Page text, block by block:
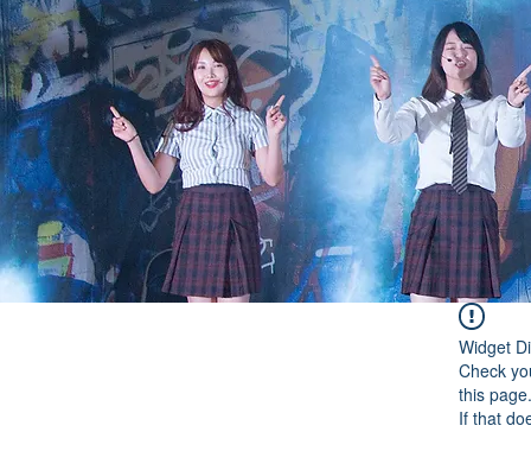
Widget
Check
this page.
If that